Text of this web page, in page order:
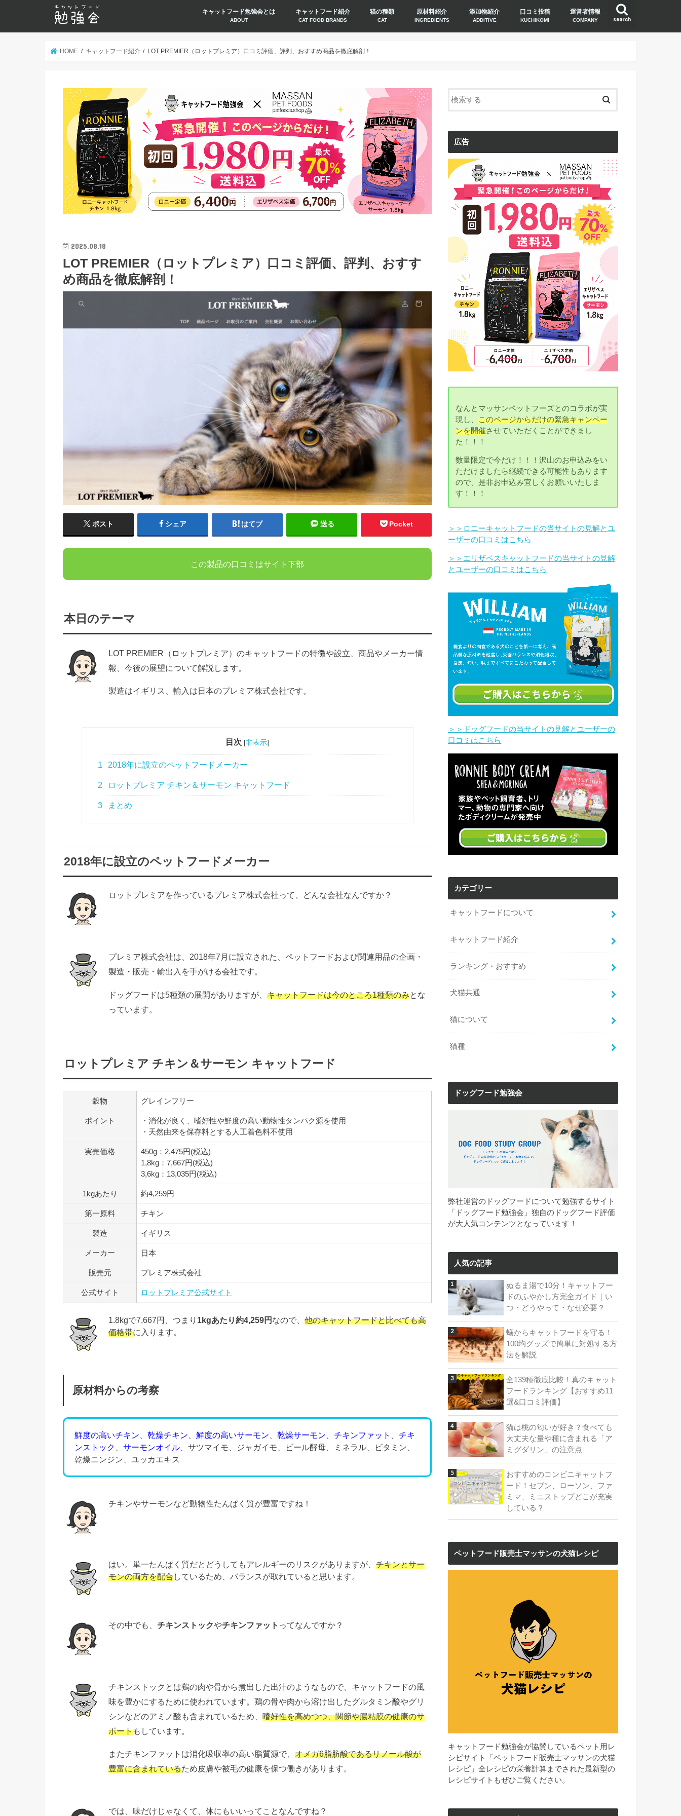
search
キャットフード勉強会とは
ABOUT
キャットフード紹介
CAT FOOD BRANDS
猫の種類
CAT
原材料紹介
INGREDIENTS
添加物紹介
ADDITIVE
口コミ投稿
KUCHIKOMI
運営者情報
COMPANY
HOME キャットフード紹介 LOT PREMIER（ロットプレミア）口コミ評価、評判、おすすめ商品を徹底解剖！
2025.08.18
LOT PREMIER（ロットプレミア）口コミ評価、評判、おすす
め商品を徹底解剖！
ポスト シェア はてブ 送る Pocket
この製品の口コミはサイト下部
本日のテーマ
LOT PREMIER（ロットプレミア）のキャットフードの特徴や設立、商品やメーカー情
報、今後の展望について解説します。
製造はイギリス、輸入は日本のプレミア株式会社です。
目次 [非表示]
1 2018年に設立のペットフードメーカー
2 ロットプレミア チキン＆サーモン キャットフード
3 まとめ
2018年に設立のペットフードメーカー
ロットプレミアを作っているプレミア株式会社って、どんな会社なんですか？
プレミア株式会社は、2018年7月に設立された、ペットフードおよび関連用品の企画・
製造・販売・輸出入を手がける会社です。
ドッグフードは5種類の展開がありますが、 キャットフードは今のところ1種類のみとな
っています。
ロットプレミア チキン＆サーモン キャットフード
穀物 グレインフリー
ポイント
・消化が良く、嗜好性や鮮度の高い動物性タンパク源を使用
・天然由来を保存料とする人工着色料不使用
実売価格
450g：2,475円(税込)
1,8kg：7,667円(税込)
3,6kg：13,035円(税込)
1kgあたり 約4,259円
第一原料 チキン
製造 イギリス
メーカー 日本
販売元 プレミア株式会社
公式サイト ロットプレミア公式サイト
1.8kgで7,667円、つまり 1kgあたり約4,259円 なので、 他のキャットフードと比べても高
価格帯に入ります。
原材料からの考察
鮮度の高いチキン 乾燥チキン 鮮度の高いサーモン 乾燥サーモン チキンファット
チキ
ンストック
サーモンオイル 、サツマイモ、ジャガイモ、ビール酵母、ミネラル、ビタミン、
乾燥ニンジン、ユッカエキス
チキンやサーモンなど動物性たんぱく質が豊富ですね！
はい。単一たんぱく質だとどうしてもアレルギーのリスクがありますが、 チキンとサー
モンの両方を配合しているため、バランスが取れていると思います。
その中でも、 チキンストックやチキンファット ってなんですか？
チキンストックとは鶏の肉や骨から煮出した出汁のようなもので、キャットフードの風
味を豊かにするために使われています。鶏の骨や肉から溶け出したグルタミン酸やグリ
シンなどのアミノ酸も含まれているため、 嗜好性を高めつつ、関節や腸粘膜の健康のサ
ポートもしています。
またチキンファットは消化吸収率の高い脂質源で、 オメガ6脂肪酸であるリノール酸が
豊富に含まれているため皮膚や被毛の健康を保つ働きがあります。
では、味だけじゃなくて、体にもいいってことなんですね？
広告
なんとマッサンペットフーズとのコラボが実
現し、このページからだけの緊急キャンペー
ンを開催させていただくことができまし
た！！！
数量限定で今だけ！！！沢山のお申込みをい
ただけましたら継続できる可能性もあります
ので、是非お申込み宜しくお願いいたしま
す！！！
＞＞ロニーキャットフードの当サイトの見解とユ
ーザーの口コミはこちら
＞＞エリザベスキャットフードの当サイトの見解
とユーザーの口コミはこちら
＞＞ドッグフードの当サイトの見解とユーザーの
口コミはこちら
カテゴリー
キャットフードについて
キャットフード紹介
ランキング・おすすめ
犬猫共通
猫について
猫種
ドッグフード勉強会
弊社運営のドッグフードについて勉強するサイト
「ドッグフード勉強会」独自のドッグフード評価
が大人気コンテンツとなっています！
人気の記事
ぬるま湯で10分！キャットフー
ドのふやかし方完全ガイド｜い
つ・どうやって・なぜ必要？
蟻からキャットフードを守る！
100均グッズで簡単に対処する方
法を解説
全139種徹底比較！真のキャット
フードランキング【おすすめ11
選&口コミ評価】
猫は桃の匂いが好き？食べても
大丈夫な量や種に含まれる「ア
ミグダリン」の注意点
おすすめのコンビニキャットフ
ード！セブン、ローソン、ファ
ミマ、ミニストップどこが充実
している？
ペットフード販売士マッサンの犬猫レシピ
キャットフード勉強会が協賛しているペット用レ
シピサイト「ペットフード販売士マッサンの犬猫
レシピ」全レシピの栄養計算までされた最新型の
レシピサイトもぜひご覧ください。